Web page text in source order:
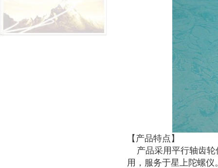
【产品特点】
产品采用平行轴齿轮
用，服务于星上陀螺仪